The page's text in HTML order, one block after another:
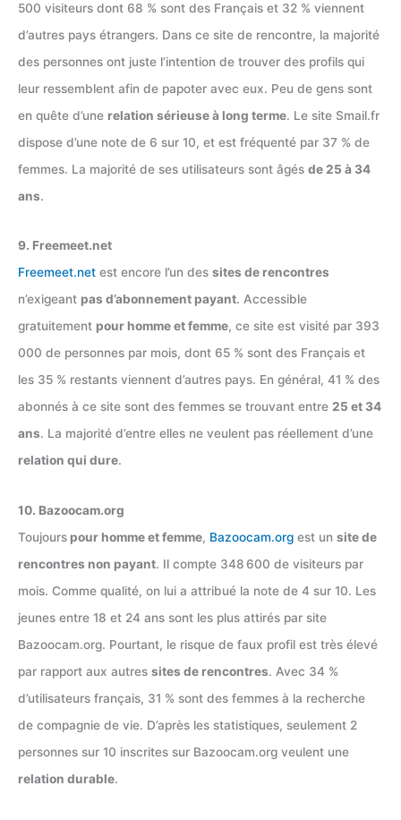
500 visiteurs dont 68 % sont des Français et 32 % viennent
d’autres pays étrangers. Dans ce site de rencontre, la majorité
des personnes ont juste l’intention de trouver des profils qui
leur ressemblent afin de papoter avec eux. Peu de gens sont
en quête d’une relation sérieuse à long terme. Le site Smail.fr
dispose d’une note de 6 sur 10, et est fréquenté par 37 % de
femmes. La majorité de ses utilisateurs sont âgés de 25 à 34
ans.
9. Freemeet.net
Freemeet.net est encore l’un des sites de rencontres
n’exigeant pas d’abonnement payant. Accessible
gratuitement pour homme et femme, ce site est visité par 393
000 de personnes par mois, dont 65 % sont des Français et
les 35 % restants viennent d’autres pays. En général, 41 % des
abonnés à ce site sont des femmes se trouvant entre 25 et 34
ans. La majorité d’entre elles ne veulent pas réellement d’une
relation qui dure.
10. Bazoocam.org
Toujours pour homme et femme, Bazoocam.org est un site de
rencontres non payant. Il compte 348 600 de visiteurs par
mois. Comme qualité, on lui a attribué la note de 4 sur 10. Les
jeunes entre 18 et 24 ans sont les plus attirés par site
Bazoocam.org. Pourtant, le risque de faux profil est très élevé
par rapport aux autres sites de rencontres. Avec 34 %
d’utilisateurs français, 31 % sont des femmes à la recherche
de compagnie de vie. D’après les statistiques, seulement 2
personnes sur 10 inscrites sur Bazoocam.org veulent une
relation durable.